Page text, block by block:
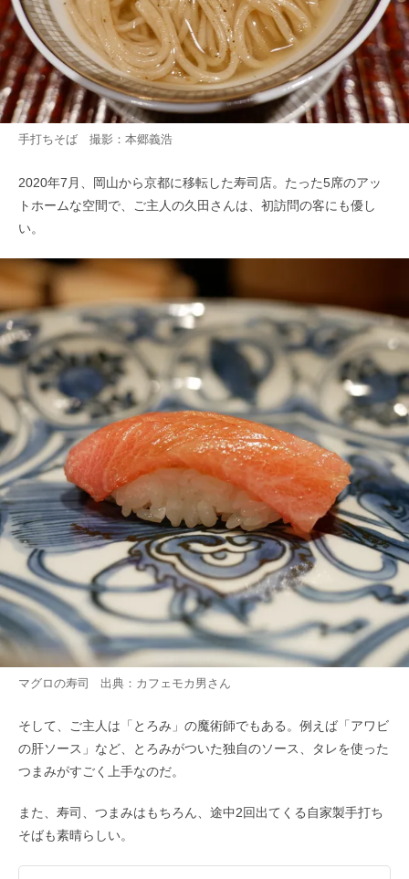
手打ちそば 撮影：本郷義浩
2020年7月、岡山から京都に移転した寿司店。たった5席のアッ
トホームな空間で、ご主人の久田さんは、初訪問の客にも優し
い。
マグロの寿司 出典： カフェモカ男 さん
そして、ご主人は「とろみ」の魔術師でもある。例えば「アワビ
の肝ソース」など、とろみがついた独自のソース、タレを使った
つまみがすごく上手なのだ。
また、寿司、つまみはもちろん、途中2回出てくる自家製手打ち
そばも素晴らしい。